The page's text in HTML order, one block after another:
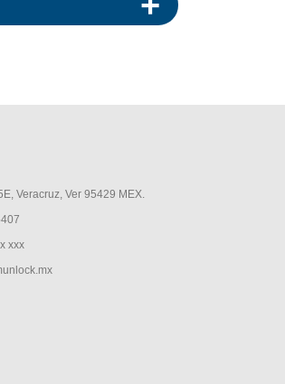
Veracruz, Ver 95429 MEX.
xxx